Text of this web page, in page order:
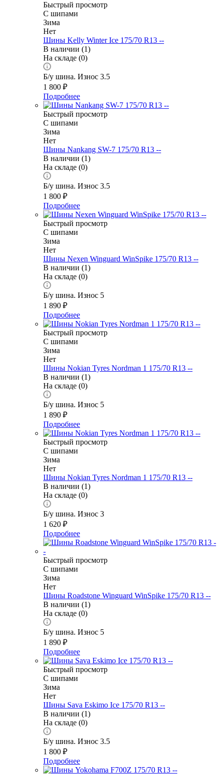
Быстрый просмотр
С шипами
Зима
Нет
Шины Kelly Winter Ice 175/70 R13 --
В наличии (1)
На складе (0)
Б/у шина. Износ 3.5
1 800 ₽
Подробнее
Быстрый просмотр
С шипами
Зима
Нет
Шины Nankang SW-7 175/70 R13 --
В наличии (1)
На складе (0)
Б/у шина. Износ 3.5
1 800 ₽
Подробнее
Быстрый просмотр
С шипами
Зима
Нет
Шины Nexen Winguard WinSpike 175/70 R13 --
В наличии (1)
На складе (0)
Б/у шина. Износ 5
1 890 ₽
Подробнее
Быстрый просмотр
С шипами
Зима
Нет
Шины Nokian Tyres Nordman 1 175/70 R13 --
В наличии (1)
На складе (0)
Б/у шина. Износ 5
1 890 ₽
Подробнее
Быстрый просмотр
С шипами
Зима
Нет
Шины Nokian Tyres Nordman 1 175/70 R13 --
В наличии (1)
На складе (0)
Б/у шина. Износ 3
1 620 ₽
Подробнее
Быстрый просмотр
С шипами
Зима
Нет
Шины Roadstone Winguard WinSpike 175/70 R13 --
В наличии (1)
На складе (0)
Б/у шина. Износ 5
1 890 ₽
Подробнее
Быстрый просмотр
С шипами
Зима
Нет
Шины Sava Eskimo Ice 175/70 R13 --
В наличии (1)
На складе (0)
Б/у шина. Износ 3.5
1 800 ₽
Подробнее